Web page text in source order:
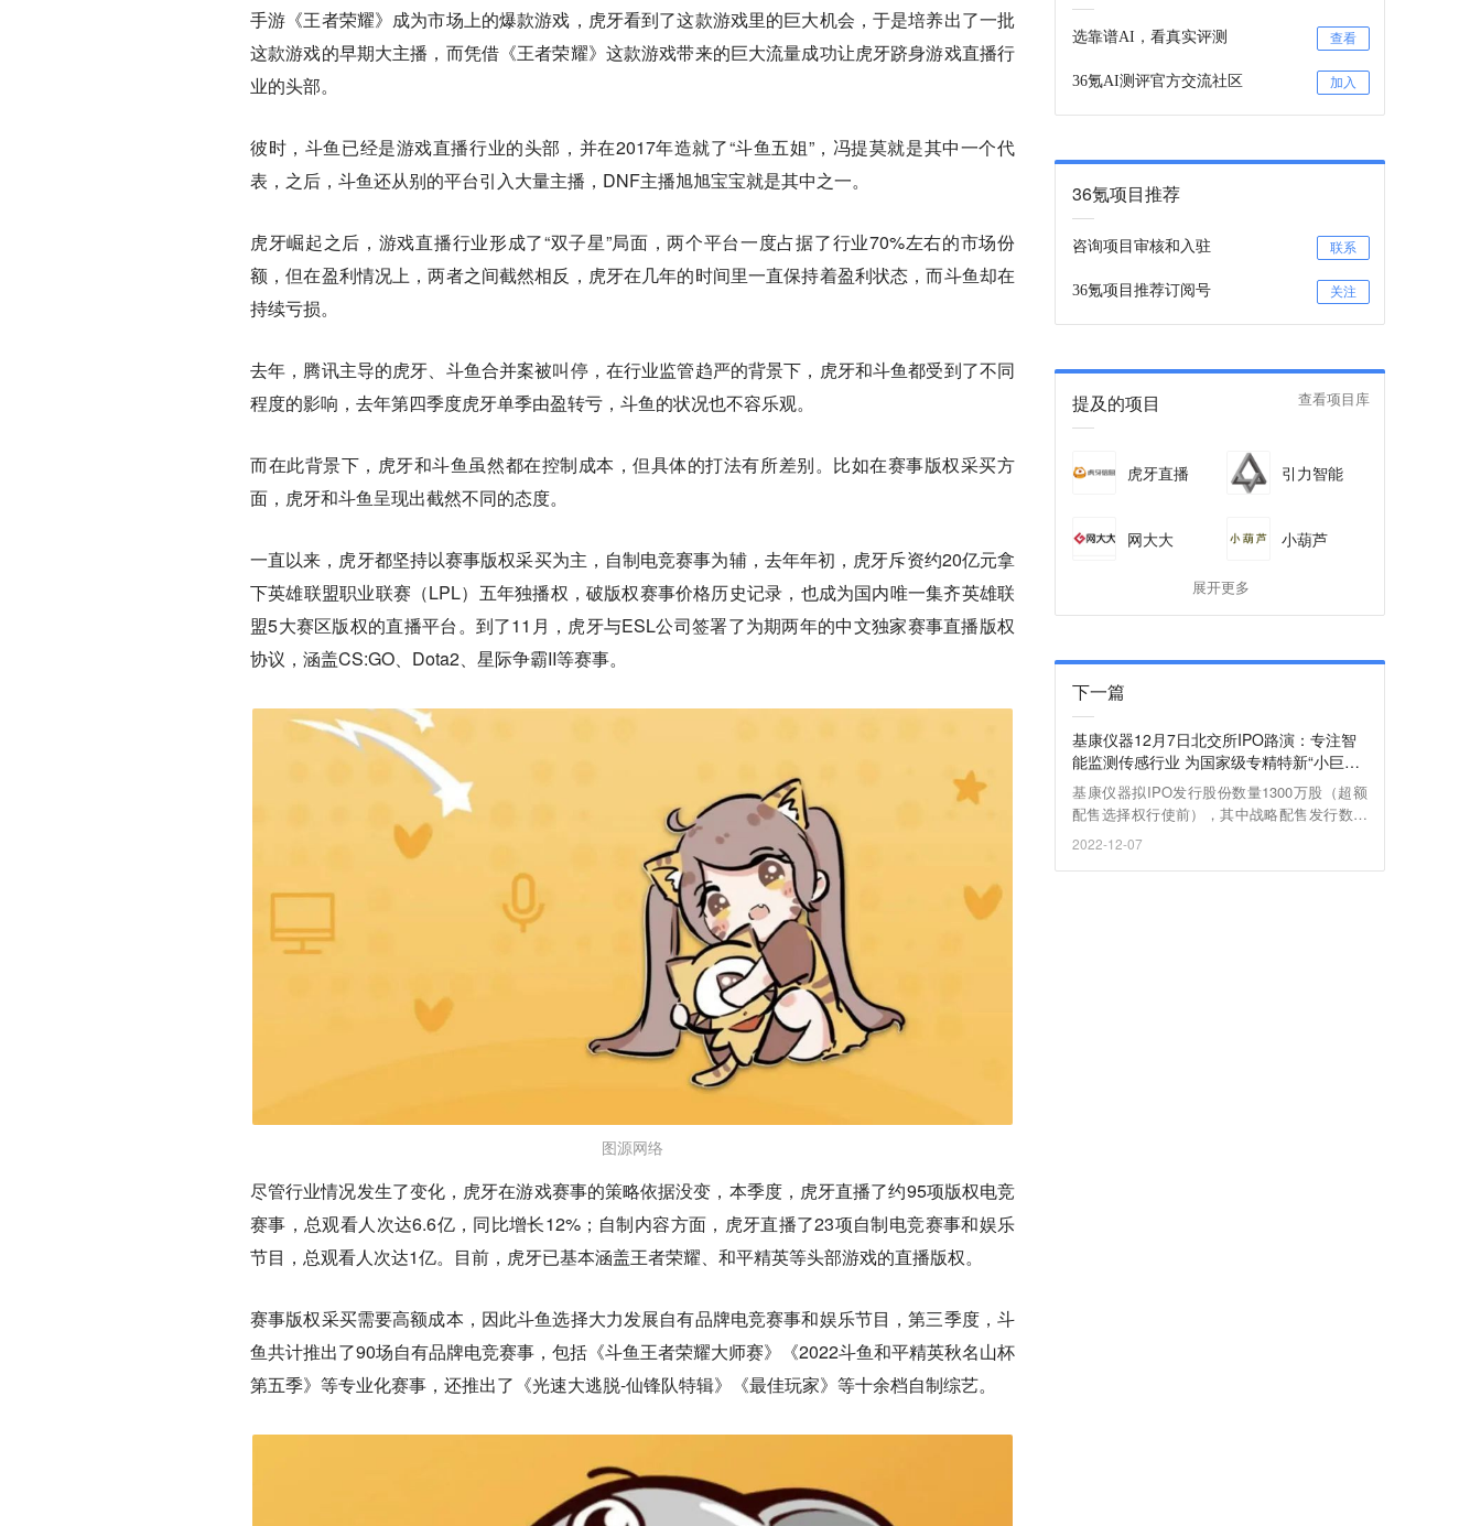
手游《王者荣耀》成为市场上的爆款游戏，虎牙看到了这款游戏里的巨大机会，于是培养出了一批
这款游戏的早期大主播，而凭借《王者荣耀》这款游戏带来的巨大流量成功让虎牙跻身游戏直播行
业的头部。
彼时，斗鱼已经是游戏直播行业的头部，并在2017年造就了“斗鱼五姐”，冯提莫就是其中一个代
表，之后，斗鱼还从别的平台引入大量主播，DNF主播旭旭宝宝就是其中之一。
虎牙崛起之后，游戏直播行业形成了“双子星”局面，两个平台一度占据了行业70%左右的市场份
额，但在盈利情况上，两者之间截然相反，虎牙在几年的时间里一直保持着盈利状态，而斗鱼却在
持续亏损。
去年，腾讯主导的虎牙、斗鱼合并案被叫停，在行业监管趋严的背景下，虎牙和斗鱼都受到了不同
程度的影响，去年第四季度虎牙单季由盈转亏，斗鱼的状况也不容乐观。
而在此背景下，虎牙和斗鱼虽然都在控制成本，但具体的打法有所差别。比如在赛事版权采买方
面，虎牙和斗鱼呈现出截然不同的态度。
一直以来，虎牙都坚持以赛事版权采买为主，自制电竞赛事为辅，去年年初，虎牙斥资约20亿元拿
下英雄联盟职业联赛（LPL）五年独播权，破版权赛事价格历史记录，也成为国内唯一集齐英雄联
盟5大赛区版权的直播平台。到了11月，虎牙与ESL公司签署了为期两年的中文独家赛事直播版权
协议，涵盖CS:GO、Dota2、星际争霸II等赛事。
图源网络
尽管行业情况发生了变化，虎牙在游戏赛事的策略依据没变，本季度，虎牙直播了约95项版权电竞
赛事，总观看人次达6.6亿，同比增长12%；自制内容方面，虎牙直播了23项自制电竞赛事和娱乐
节目，总观看人次达1亿。目前，虎牙已基本涵盖王者荣耀、和平精英等头部游戏的直播版权。
赛事版权采买需要高额成本，因此斗鱼选择大力发展自有品牌电竞赛事和娱乐节目，第三季度，斗
鱼共计推出了90场自有品牌电竞赛事，包括《斗鱼王者荣耀大师赛》《2022斗鱼和平精英秋名山杯
第五季》等专业化赛事，还推出了《光速大逃脱-仙锋队特辑》《最佳玩家》等十余档自制综艺。
选靠谱AI，看真实评测 查看
36氪AI测评官方交流社区 加入
36氪项目推荐
咨询项目审核和入驻 联系
36氪项目推荐订阅号 关注
提及的项目 查看项目库
虎牙直播 引力智能
网大大 小葫芦
展开更多
下一篇
基康仪器12月7日北交所IPO路演：专注智
能监测传感行业 为国家级专精特新“小巨
人”企业
基康仪器拟IPO发行股份数量1300万股（超额
配售选择权行使前），其中战略配售发行数量
为260万股，网上发行数量为1040万股。公司I
2022-12-07